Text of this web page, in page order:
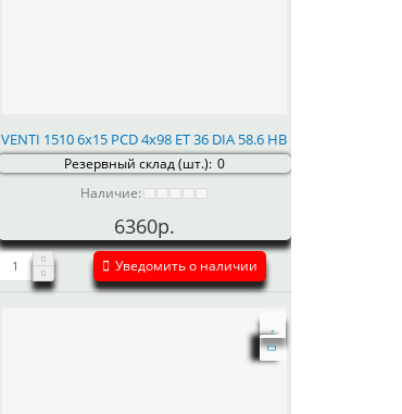
VENTI 1510 6x15 PCD 4x98 ET 36 DIA 58.6 HB
Резервный склад (шт.): 0
Наличие:
6360р.
Уведомить о наличии